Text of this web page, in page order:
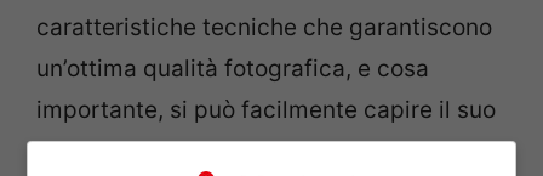
caratteristiche tecniche che garantiscono
un’ottima qualità fotografica, e cosa
importante, si può facilmente capire il suo
funzionamento e usarla con dinamicità,